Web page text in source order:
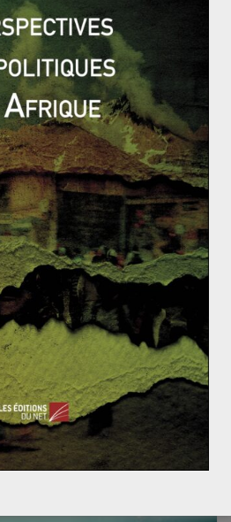
de Libération du Sud-Viet
septembre 1969 et son corps
son mausolée, à Hanoï. La ville
Minh Ville en1975, à la fin de
à la victoire des
Nam.
– Biographie
Saoudite : entre ironie et vérit
és aigres-douces
Biographie